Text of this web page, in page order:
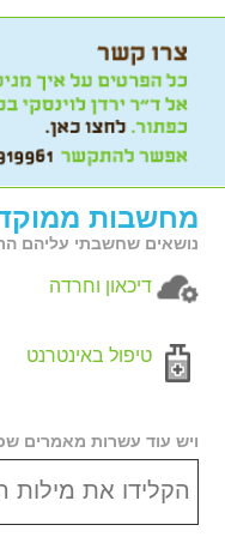
מחשבות
נושאים שחשבתי עליהם
דיכאון וחרדה
טיפול באינטרנט
ויש עוד עשרות מאמרים